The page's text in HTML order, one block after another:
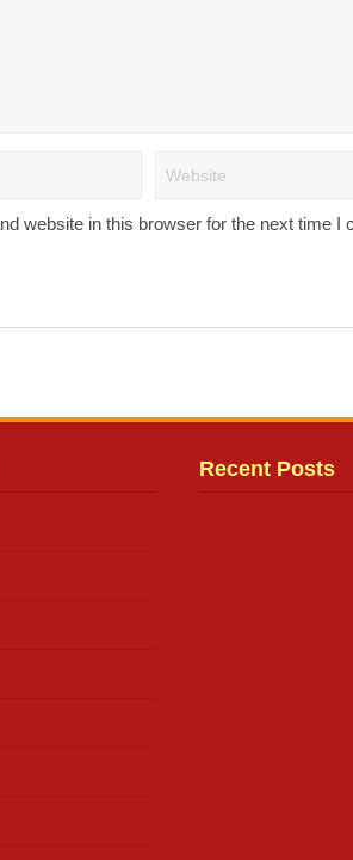
website in this browser for the next time I
Recent Posts